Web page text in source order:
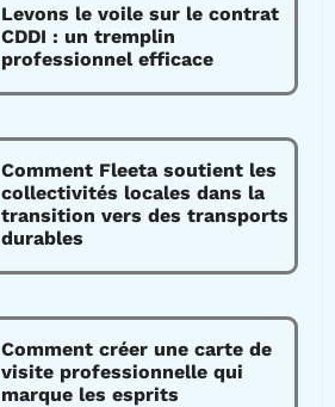
Levons le voile sur le contrat
CDDI : un tremplin
professionnel efficace
Comment Fleeta soutient les
collectivités locales dans la
transition vers des transports
durables
Comment créer une carte de
visite professionnelle qui
marque les esprits